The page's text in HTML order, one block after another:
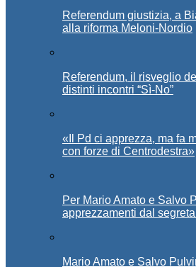
Referendum giustizia, a
alla riforma Meloni-Nordio
Referendum, il risveglio
distinti incontri “Sì-No”
«Il Pd ci apprezza, ma fa
con forze di Centrodestra»
Per Mario Amato e Salvo
apprezzamenti dal
Mario Amato e Salvo